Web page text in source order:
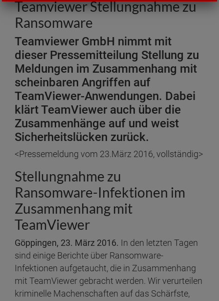
Teamviewer Stellungnahme zu
Ransomware
Teamviewer GmbH nimmt mit
dieser Pressemitteilung Stellung zu
Meldungen im Zusammenhang mit
scheinbaren Angriffen auf
TeamViewer-Anwendungen. Dabei
klärt TeamViewer auch über die
Zusammenhänge auf und weist
Sicherheitslücken zurück.
<Pressemeldung vom 23.März 2016, vollständig>
Stellungnahme zu
Ransomware-Infektionen im
Zusammenhang mit
TeamViewer
Göppingen, 23. März 2016. In den letzten Tagen
sind einige Berichte über Ransomware-
Infektionen aufgetaucht, die in Zusammenhang
mit TeamViewer gebracht werden. Wir verurteilen
kriminelle Machenschaften auf das Schärfste,